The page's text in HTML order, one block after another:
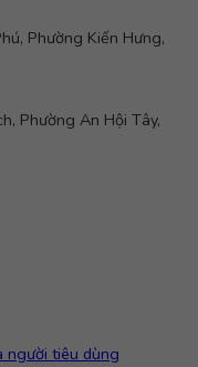
Phường Kiến Hưng,
Phường An Hội Tây,
người tiêu dùng